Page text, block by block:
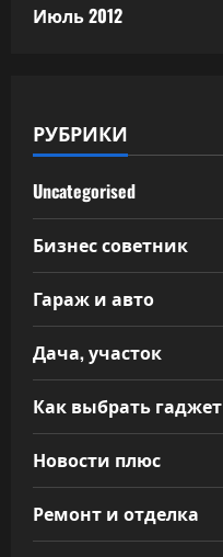
Июль 2012
РУБРИКИ
Uncategorised
Бизнес советник
Гараж и авто
Дача, участок
Как выбрать гаджет
Новости плюс
Ремонт и отделка